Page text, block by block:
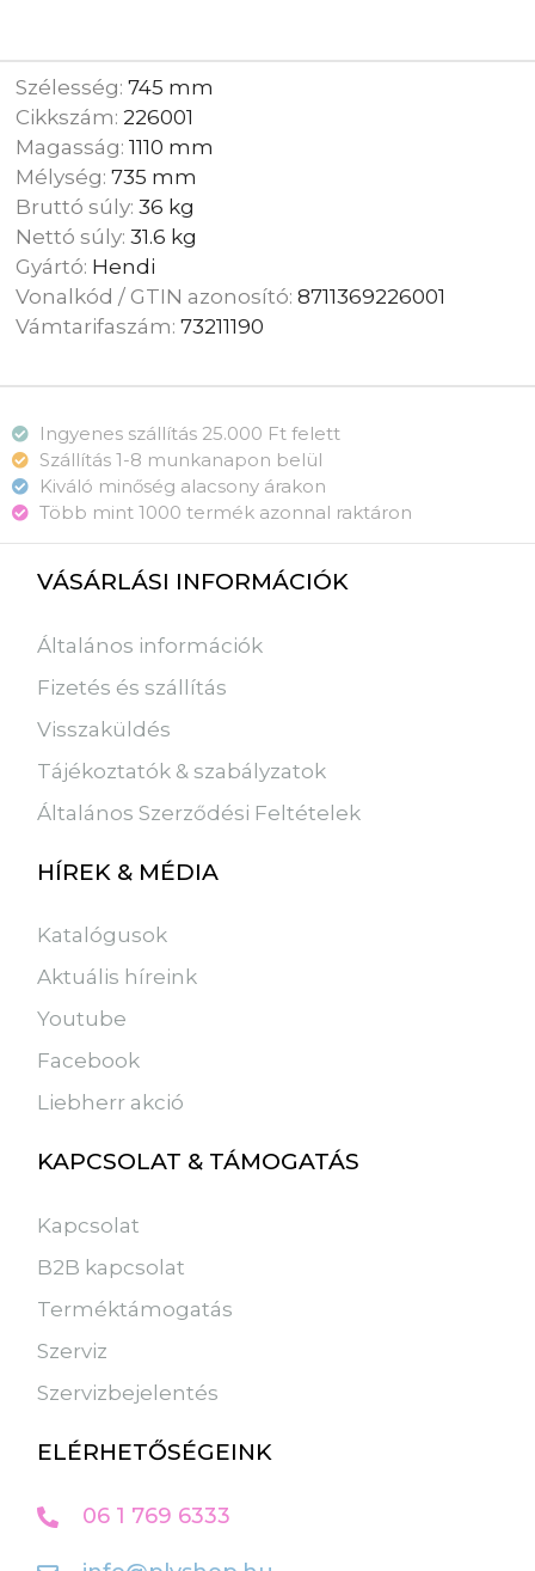
Szélesség:745 mm
Cikkszám: 226001
Magasság:1110 mm
Mélység:735 mm
Bruttó súly:36 kg
Nettó súly:31.6 kg
Gyártó: Hendi
Vonalkód / GTIN azonosító:8711369226001
Vámtarifaszám:73211190
Ingyenes szállítás 25.000 Ft felett
Szállítás 1-8 munkanapon belül
Kiváló minőség alacsony árakon
Több mint 1000 termék azonnal raktáron
VÁSÁRLÁSI INFORMÁCIÓK
Általános információk
Fizetés és szállítás
Visszaküldés
Tájékoztatók & szabályzatok
Általános Szerződési Feltételek
HÍREK & MÉDIA
Katalógusok
Aktuális híreink
Youtube
Facebook
Liebherr akció
KAPCSOLAT & TÁMOGATÁS
Kapcsolat
B2B kapcsolat
Terméktámogatás
Szerviz
Szervizbejelentés
ELÉRHETŐSÉGEINK
06 1 769 6333